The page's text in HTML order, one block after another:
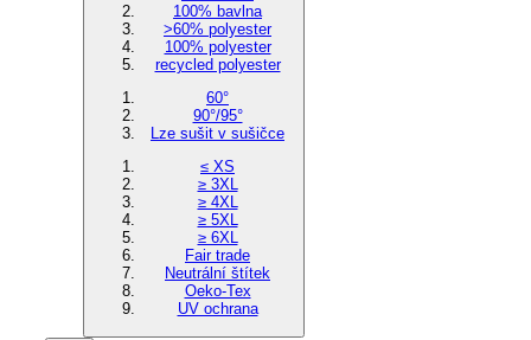
100% bavlna
>60% polyester
100% polyester
recycled polyester
60°
90°/95°
Lze sušit v sušičce
≤ XS
≥ 3XL
≥ 4XL
≥ 5XL
≥ 6XL
Fair trade
Neutrální štítek
Oeko-Tex
UV ochrana